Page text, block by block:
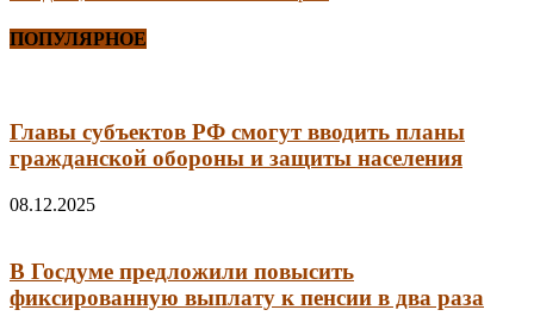
ПОПУЛЯРНОЕ
Главы субъектов РФ смогут вводить планы
гражданской обороны и защиты населения
08.12.2025
В Госдуме предложили повысить
фиксированную выплату к пенсии в два раза